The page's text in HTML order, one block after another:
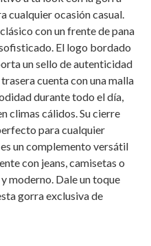
cualquier ocasión casual.
con un frente de pana
El logo bordado
un sello de autenticidad
cuenta con una malla
durante todo el día,
climas cálidos. Su cierre
para cualquier
un complemento versátil
con jeans, camisetas o
moderno. Dale un toque
gorra exclusiva de